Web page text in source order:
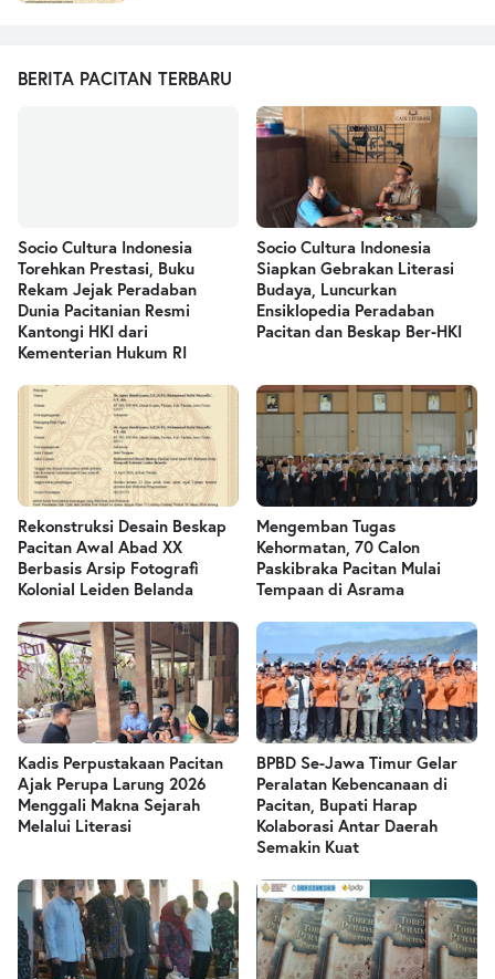
BERITA PACITAN TERBARU
Socio Cultura Indonesia
Torehkan Prestasi, Buku
Rekam Jejak Peradaban
Dunia Pacitanian Resmi
Kantongi HKI dari
Kementerian Hukum RI
Socio Cultura Indonesia
Siapkan Gebrakan Literasi
Budaya, Luncurkan
Ensiklopedia Peradaban
Pacitan dan Beskap Ber-HKI
Rekonstruksi Desain Beskap
Pacitan Awal Abad XX
Berbasis Arsip Fotografi
Kolonial Leiden Belanda
Mengemban Tugas
Kehormatan, 70 Calon
Paskibraka Pacitan Mulai
Tempaan di Asrama
Kadis Perpustakaan Pacitan
Ajak Perupa Larung 2026
Menggali Makna Sejarah
Melalui Literasi
BPBD Se-Jawa Timur Gelar
Peralatan Kebencanaan di
Pacitan, Bupati Harap
Kolaborasi Antar Daerah
Semakin Kuat